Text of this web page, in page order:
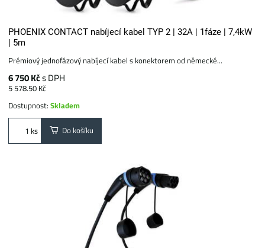
PHOENIX CONTACT nabíjecí kabel TYP 2 | 32A | 1fáze | 7,4kW
| 5m
Prémiový jednofázový nabíjecí kabel s konektorem od německé...
6 750 Kčs DPH
5 578.50 Kč
Dostupnost:Skladem
ks Do košíku